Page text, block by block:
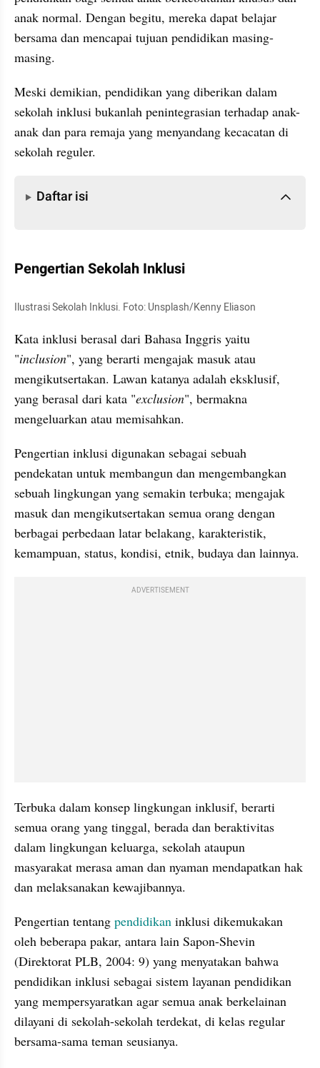
anak normal. Dengan begitu, mereka dapat belajar
bersama dan mencapai tujuan pendidikan masing-
masing.
Meski demikian, pendidikan yang diberikan dalam
sekolah inklusi bukanlah penintegrasian terhadap anak-
anak dan para remaja yang menyandang kecacatan di
sekolah reguler.
Daftar isi
Pengertian Sekolah Inklusi
Ilustrasi Sekolah Inklusi. Foto: Unsplash/Kenny Eliason
Kata inklusi berasal dari Bahasa Inggris yaitu
"inclusion", yang berarti mengajak masuk atau
mengikutsertakan. Lawan katanya adalah eksklusif,
yang berasal dari kata "exclusion", bermakna
mengeluarkan atau memisahkan.
Pengertian inklusi digunakan sebagai sebuah
pendekatan untuk membangun dan mengembangkan
sebuah lingkungan yang semakin terbuka; mengajak
masuk dan mengikutsertakan semua orang dengan
berbagai perbedaan latar belakang, karakteristik,
kemampuan, status, kondisi, etnik, budaya dan lainnya.
ADVERTISEMENT
Terbuka dalam konsep lingkungan inklusif, berarti
semua orang yang tinggal, berada dan beraktivitas
dalam lingkungan keluarga, sekolah ataupun
masyarakat merasa aman dan nyaman mendapatkan hak
dan melaksanakan kewajibannya.
Pengertian tentang pendidikan inklusi dikemukakan
oleh beberapa pakar, antara lain Sapon-Shevin
(Direktorat PLB, 2004: 9) yang menyatakan bahwa
pendidikan inklusi sebagai sistem layanan pendidikan
yang mempersyaratkan agar semua anak berkelainan
dilayani di sekolah-sekolah terdekat, di kelas regular
bersama-sama teman seusianya.